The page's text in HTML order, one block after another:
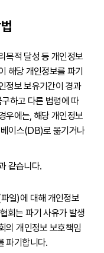
목적 달성 등 개인정보
해당 개인정보를 파기
정보 보유기간이 경과
하고 다른 법령에 따
우에는, 해당 개인정보
이스(DB)로 옮기거나
같습니다.
일)에 대해 개인정보
회는 파기 사유가 발생
의 개인정보 보호책임
파기합니다.